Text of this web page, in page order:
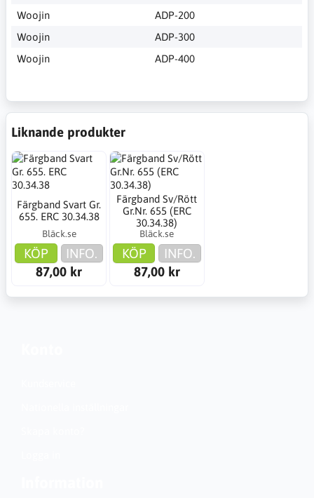
Woojin
ADP-200
Woojin
ADP-300
Woojin
ADP-400
Liknande produkter
Färgband Svart Gr.
655. ERC 30.34.38
Bläck.se
KÖP
INFO.
87,00 kr
Färgband Sv/Rött
Gr.Nr. 655 (ERC
30.34.38)
Bläck.se
KÖP
INFO.
87,00 kr